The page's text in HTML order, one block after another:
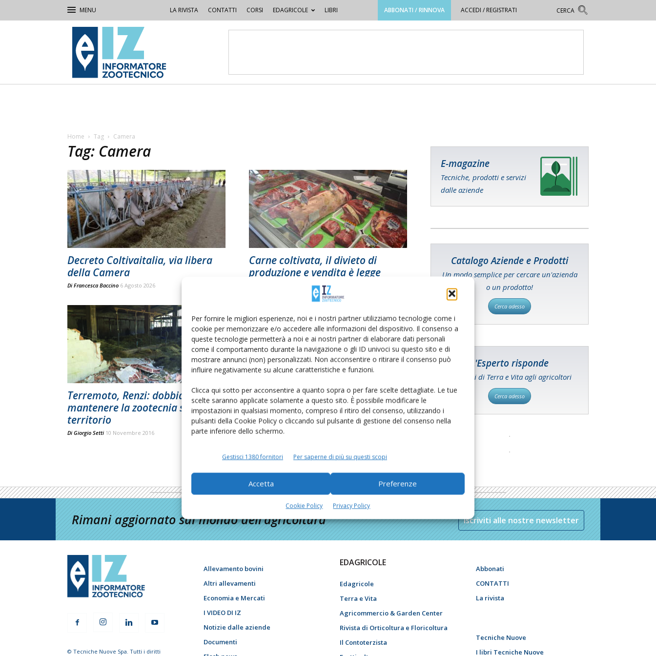
Per fornire le migliori esperienze, noi e i nostri partner utilizziamo tecnologie come i
cookie per memorizzare e/o accedere alle informazioni del dispositivo. Il consenso a
queste tecnologie permetterà a noi e ai nostri partner di elaborare dati personali
come il comportamento durante la navigazione o gli ID univoci su questo sito e di
mostrare annunci (non) personalizzati. Non acconsentire o ritirare il consenso può
influire negativamente su alcune caratteristiche e funzioni.
Clicca qui sotto per acconsentire a quanto sopra o per fare scelte dettagliate. Le tue
scelte saranno applicate solamente a questo sito. È possibile modificare le
impostazioni in qualsiasi momento, compreso il ritiro del consenso, utilizzando i
pulsanti della Cookie Policy o cliccando sul pulsante di gestione del consenso nella
parte inferiore dello schermo.
Gestisci 1380 fornitori Per saperne di più su questi scopi
Accetta Preferenze
Cookie Policy Privacy Policy
LA RIVISTA CONTATTI CORSI EDAGRICOLE LIBRI ABBONATI / RINNOVA ACCEDI / REGISTRATI
IZ
Informatore
Zootecnico
Home Tag Camera
Tag: Camera
Decreto Coltivaitalia, via libera
della Camera
Di Francesca Baccino 6 Agosto 2026
Carne coltivata, il divieto di
produzione e vendita è legge
16 Novembre 2023
Terremoto, Renzi: dobbiamo
mantenere la zootecnia sul
territorio
Di Giorgio Setti 10 Novembre 2016
E-magazine
Tecniche, prodotti e servizi
dalle aziende
Catalogo Aziende e Prodotti
Un modo semplice per cercare un'azienda
o un prodotto!
Cerca adesso
L'Esperto risponde
I consigli di Terra e Vita agli agricoltori
Cerca adesso
Rimani aggiornato sul mondo dell’agricoltura Iscriviti alle nostre newsletter
© Tecniche Nuove Spa. Tutti i diritti
Allevamento bovini
Altri allevamenti
Economia e Mercati
I VIDEO DI IZ
Notizie dalle aziende
Documenti
EDAGRICOLE
Edagricole
Terra e Vita
Agricommercio & Garden Center
Rivista di Orticoltura e Floricoltura
Il Contoterzista
Abbonati
CONTATTI
La rivista
Tecniche Nuove
I libri Tecniche Nuove